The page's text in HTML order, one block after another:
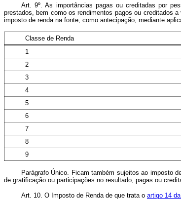
Art. 9º. As importâncias pagas ou creditadas por
prestados, bem como os rendimentos pagos ou creditados
imposto de renda na fonte, como antecipação, mediante
Classe de Renda
1
2
3
4
5
6
7
8
9
Parágrafo Único. Ficam também sujeitos ao imposto
de gratificação ou participações no resultado, pagas ou
Art. 10. O Imposto de Renda de que trata o artigo 14